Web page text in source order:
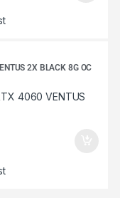
2X BLACK 8G OC